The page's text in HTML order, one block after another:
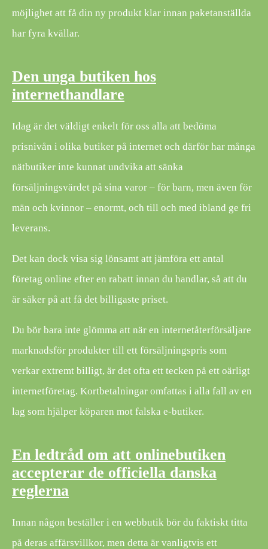
möjlighet att få din ny produkt klar innan paketanställda
har fyra kvällar.
Den unga butiken hos
internethandlare
Idag är det väldigt enkelt för oss alla att bedöma
prisnivån i olika butiker på internet och därför har många
nätbutiker inte kunnat undvika att sänka
försäljningsvärdet på sina varor – för barn, men även för
män och kvinnor – enormt, och till och med ibland ge fri
leverans.
Det kan dock visa sig lönsamt att jämföra ett antal
företag online efter en rabatt innan du handlar, så att du
är säker på att få det billigaste priset.
Du bör bara inte glömma att när en internetåterförsäljare
marknadsför produkter till ett försäljningspris som
verkar extremt billigt, är det ofta ett tecken på ett oärligt
internetföretag. Kortbetalningar omfattas i alla fall av en
lag som hjälper köparen mot falska e-butiker.
En ledtråd om att onlinebutiken
accepterar de officiella danska
reglerna
Innan någon beställer i en webbutik bör du faktiskt titta
på deras affärsvillkor, men detta är vanligtvis ett